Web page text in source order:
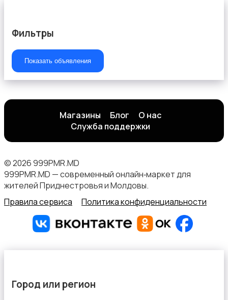
Фильтры
Показать объявления
Магазины Блог
О нас
Служба поддержки
© 2026 999PMR.MD
999PMR.MD — современный онлайн‑маркет для
жителей Приднестровья и Молдовы.
Правила сервиса
Политика конфиденциальности
Город или регион